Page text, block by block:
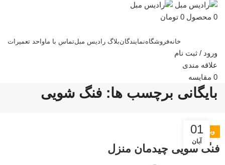
0 محصول 0 تومان
خانهفروشگاهنمایندگانبلاگ رادیس مبلتماس با ماواحد تعمیرات
ورود / ثبت نام
علاقه مندی
0 مقایسه
بایگانی برچسب ها: فنگ شویی
01
آبان
وبلاگ
فنگ شویی چیدمان منزل